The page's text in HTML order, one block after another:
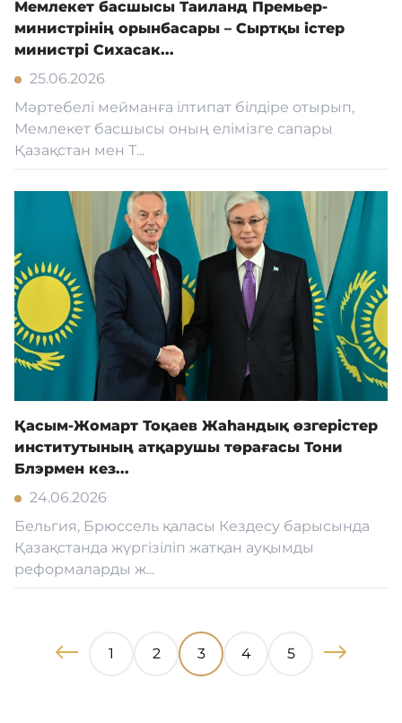
Мемлекет басшысы Таиланд Премьер-
министрінің орынбасары – Сыртқы істер
министрі Сихасак...
25.06.2026
Мәртебелі мейманға ілтипат білдіре отырып,
Мемлекет басшысы оның елімізге сапары
Қазақстан мен Т...
Қасым-Жомарт Тоқаев Жаһандық өзгерістер
институтының атқарушы төрағасы Тони
Блэрмен кез...
24.06.2026
Бельгия, Брюссель қаласы Кездесу барысында
Қазақстанда жүргізіліп жатқан ауқымды
реформаларды ж...
1 2 3 4 5